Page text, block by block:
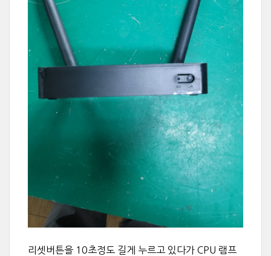
리셋버튼을 10초정도 길게 누르고 있다가 CPU 램프